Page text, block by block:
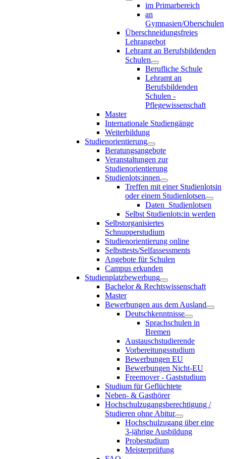
im Primarbereich
an
Gymnasien/Oberschulen
Überschneidungsfreies
Lehrangebot
Lehramt an Berufsbildenden
Schulen
Berufliche Schule
Lehramt an
Berufsbildenden
Schulen -
Pflegewissenschaft
Master
Internationale Studiengänge
Weiterbildung
Studienorientierung
Beratungsangebote
Veranstaltungen zur
Studienorientierung
Studienlots:innen
Treffen mit einer Studienlotsin
oder einem Studienlotsen
Daten_Studienlotsen
Selbst Studienlots:in werden
Selbstorganisiertes
Schnupperstudium
Studienorientierung online
Selbsttests/Selfassessments
Angebote für Schulen
Campus erkunden
Studienplatzbewerbung
Bachelor & Rechtswissenschaft
Master
Bewerbungen aus dem Ausland
Deutschkenntnisse
Sprachschulen in
Bremen
Austauschstudierende
Vorbereitungsstudium
Bewerbungen EU
Bewerbungen Nicht-EU
Freemover - Gaststudium
Studium für Geflüchtete
Neben- & Gasthörer
Hochschulzugangsberechtigung /
Studieren ohne Abitur
Hochschulzugang über eine
3-jährige Ausbildung
Probestudium
Meisterprüfung